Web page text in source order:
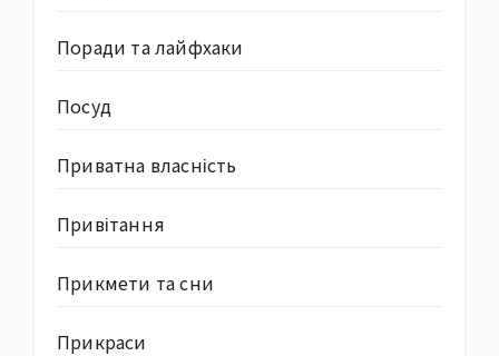
Поради та лайфхаки
Посуд
Приватна власність
Привітання
Прикмети та сни
Прикраси